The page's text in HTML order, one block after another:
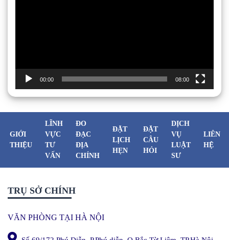
00:00 08:00
GIỚI
THIỆU
LĨNH
VỰC
TƯ
VẤN
ĐO
ĐẠC
ĐỊA
CHÍNH
ĐẶT
LỊCH
HẸN
ĐẶT
CÂU
HỎI
DỊCH
VỤ
LUẬT
SƯ
LIÊN
HỆ
TRỤ SỞ CHÍNH
VĂN PHÒNG TẠI HÀ NỘI